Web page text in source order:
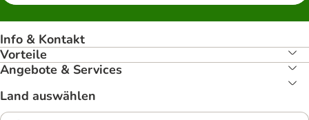
Info & Kontakt
Vorteile
Angebote & Services
Land auswählen